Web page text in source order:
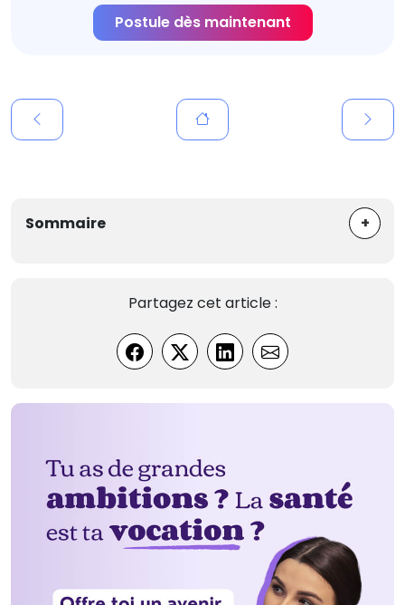
Postule dès maintenant
Sommaire +
Partagez cet article :